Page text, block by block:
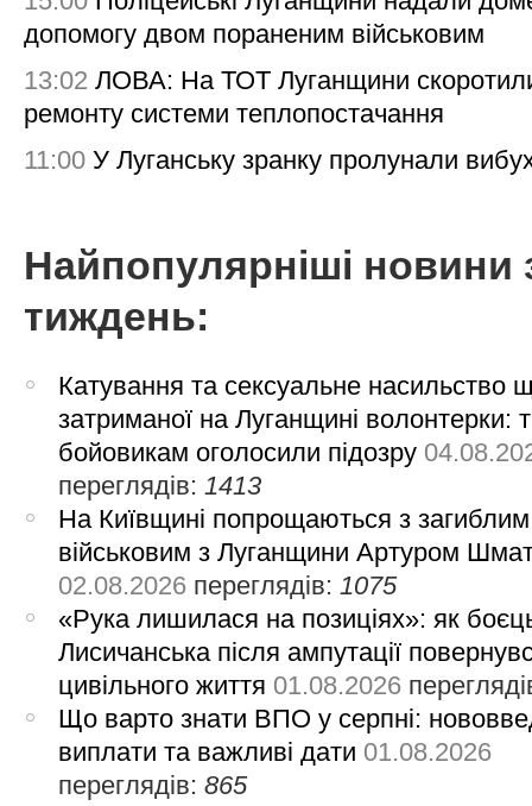
допомогу двом пораненим військовим
13:02 ЛОВА: На ТОТ Луганщини
ремонту системи теплопостачання
11:00 У Луганську зранку пролунали
Найпопулярніші новини
тиждень:
Катування та сексуальне насильство
затриманої на Луганщині волонтерки:
бойовикам оголосили підозру
переглядів: 1413
На Київщині попрощаються з загиблим
військовим з Луганщини Артуром
02.08.2026 переглядів: 1075
«Рука лишилася на позиціях»: як
Лисичанська після ампутації
цивільного життя 01.08.2026
Що варто знати ВПО у серпні:
виплати та важливі дати 01.08.2026
переглядів:865